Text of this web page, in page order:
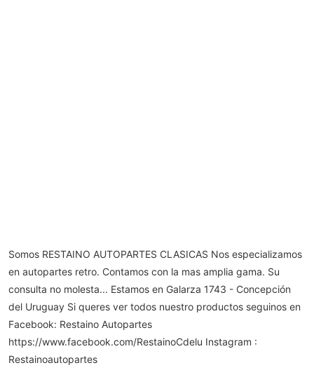
Somos RESTAINO AUTOPARTES CLASICAS Nos especializamos
en autopartes retro. Contamos con la mas amplia gama. Su
consulta no molesta... Estamos en Galarza 1743 - Concepción
del Uruguay Si queres ver todos nuestro productos seguinos en
Facebook: Restaino Autopartes
https://www.facebook.com/RestainoCdelu Instagram :
Restainoautopartes